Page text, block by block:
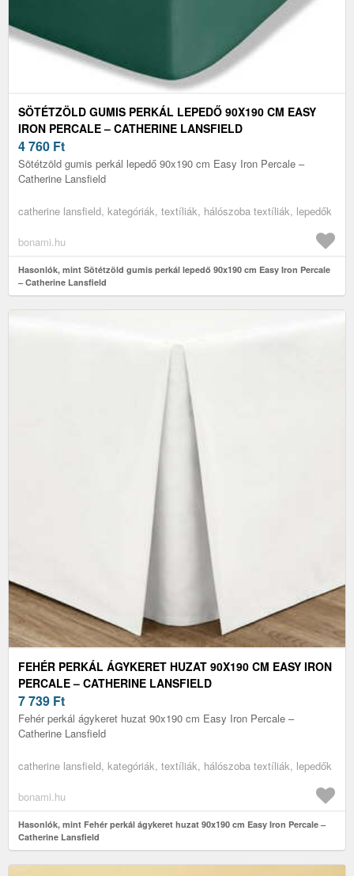
SÖTÉTZÖLD GUMIS PERKÁL LEPEDŐ 90X190 CM EASY
IRON PERCALE – CATHERINE LANSFIELD
4 760 Ft
Sötétzöld gumis perkál lepedő 90x190 cm Easy Iron Percale –
Catherine Lansfield
catherine lansfield, kategóriák, textíliák, hálószoba textíliák, lepedők
bonami.hu
Hasonlók, mint Sötétzöld gumis perkál lepedő 90x190 cm Easy Iron Percale
– Catherine Lansfield
FEHÉR PERKÁL ÁGYKERET HUZAT 90X190 CM EASY IRON
PERCALE – CATHERINE LANSFIELD
7 739 Ft
Fehér perkál ágykeret huzat 90x190 cm Easy Iron Percale –
Catherine Lansfield
catherine lansfield, kategóriák, textíliák, hálószoba textíliák, lepedők
bonami.hu
Hasonlók, mint Fehér perkál ágykeret huzat 90x190 cm Easy Iron Percale –
Catherine Lansfield